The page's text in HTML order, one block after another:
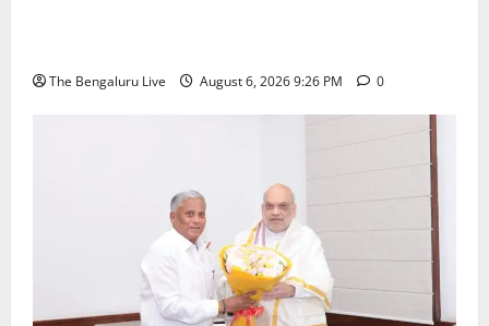
The Bengaluru Live August 6, 2026 9:26 PM 0